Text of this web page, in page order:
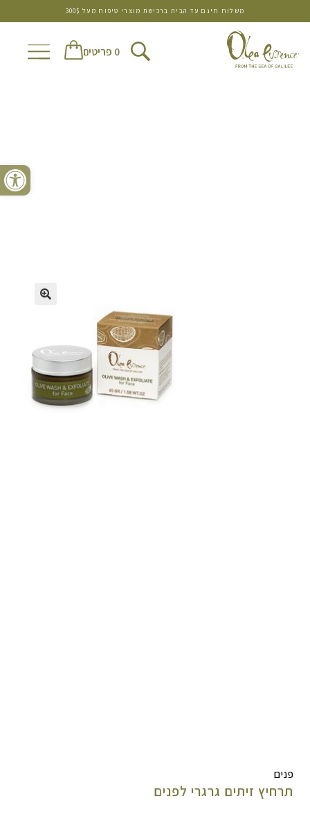
פתח סרגל נגישות
משלוח חינם עד הבית ברכישת מוצרי טיפוח מעל 300$
0 פריטים
פנים
תרחיץ זיתים גרגרי לפנים